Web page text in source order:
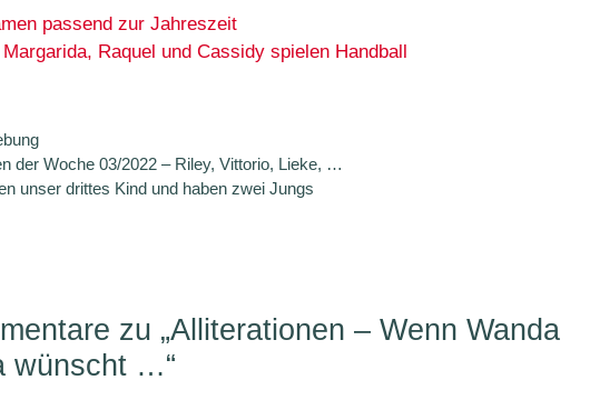
passend zur Jahreszeit
Margarida, Raquel und Cassidy spielen Handball
der Woche 03/2022 – Riley, Vittorio, Lieke, …
unser drittes Kind und haben zwei Jungs
zu „Alliterationen – Wenn Wanda
wünscht …“